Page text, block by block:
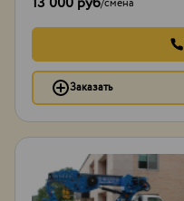
/смена
Заказать